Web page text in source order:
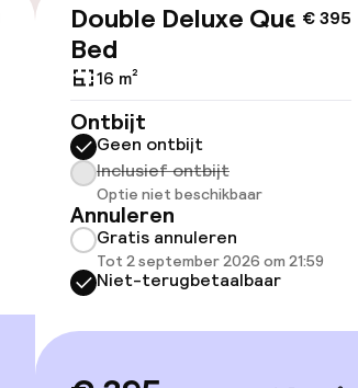
€ 395
Double Deluxe Queen
Bed
16 m²
Ontbijt
Geen ontbijt
Inclusief ontbijt
Optie niet beschikbaar
Annuleren
Gratis annuleren
Tot 2 september 2026 om 21:59
Niet-terugbetaalbaar